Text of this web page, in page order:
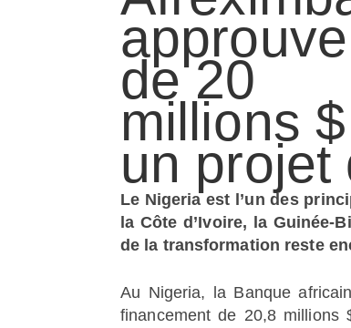
de 20
millions
un projet
Le Nigeria est l’un des
la Côte d’Ivoire, la
de la transformation reste
Au Nigeria, la Banque
financement de 20,8 millions